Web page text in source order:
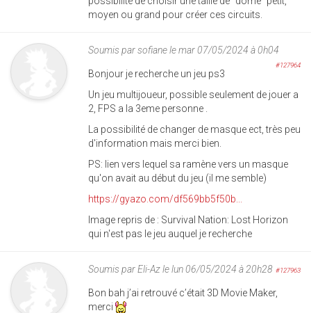
moyen ou grand pour créer ces circuits.
Soumis parsofianele mar 07/05/2024 à 0h04
#127964
Bonjour je recherche un jeu ps3
Un jeu multijoueur, possible seulement de jouer a
2, FPS a la 3eme personne .
La possibilité de changer de masque ect, très peu
d'information mais merci bien.
PS: lien vers lequel sa ramène vers un masque
qu'on avait au début du jeu (il me semble)
https://gyazo.com/df569bb5f50b...
Image repris de : Survival Nation: Lost Horizon
qui n'est pas le jeu auquel je recherche
Soumis parEli-Azle lun 06/05/2024 à 20h28 #127963
Bon bah j’ai retrouvé c’était 3D Movie Maker,
merci